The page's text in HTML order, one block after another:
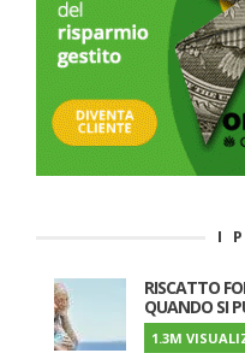
I
RISCATTO
QUANDO SI
1.3M